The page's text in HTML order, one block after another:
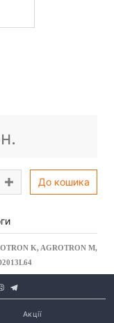
До кошика
K, AGROTRON M,
Акції